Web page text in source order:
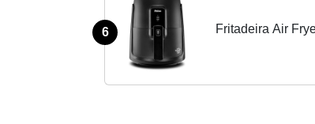
6 Fritadeira Air